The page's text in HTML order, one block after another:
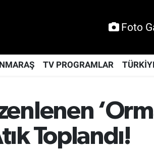
Foto
TV PROGRAMLAR
Toplandı!
Fikstür